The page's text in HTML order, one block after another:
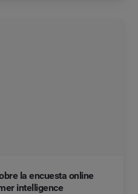
la encuesta online
intelligence